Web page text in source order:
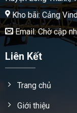
Kho bãi: Cảng
Email: Chờ cập
Liên Kết
Trang chủ
Giới thiệu